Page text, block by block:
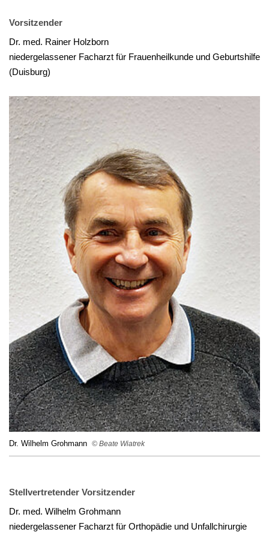
Vorsitzender
Dr. med. Rainer Holzborn
niedergelassener Facharzt für Frauenheilkunde und Geburtshilfe
(Duisburg)
Dr. Wilhelm Grohmann © Beate Wiatrek
Stellvertretender Vorsitzender
Dr. med. Wilhelm Grohmann
niedergelassener Facharzt für Orthopädie und Unfallchirurgie